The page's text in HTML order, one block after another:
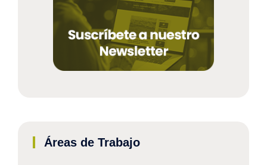
Áreas de Trabajo